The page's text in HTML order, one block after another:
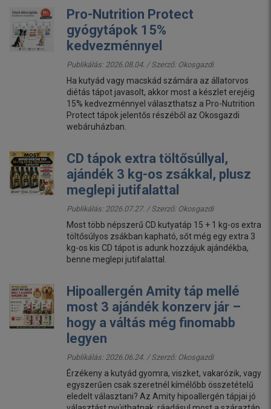
Pro-Nutrition Protect
gyógytápok 15%
kedvezménnyel
Publikálás: 2026.08.04. / Szerző: Okosgazdi
Ha kutyád vagy macskád számára az állatorvos
diétás tápot javasolt, akkor most a készlet erejéig
15% kedvezménnyel választhatsz a Pro-Nutrition
Protect tápok jelentős részéből az Okosgazdi
webáruházban.
CD tápok extra töltősúllyal,
ajándék 3 kg-os zsákkal, plusz
meglepi jutifalattal
Publikálás: 2026.07.27. / Szerző: Okosgazdi
Most több népszerű CD kutyatáp 15 + 1 kg-os extra
töltősúlyos zsákban kapható, sőt még egy extra 3
kg-os kis CD tápot is adunk hozzájuk ajándékba,
benne meglepi jutifalattal.
Hipoallergén Amity táp mellé
most 3 ajándék konzerv jár –
hogy a váltás még finomabb
legyen
Publikálás: 2026.06.24. / Szerző: Okosgazdi
Érzékeny a kutyád gyomra, viszket, vakarózik, vagy
egyszerűen csak szeretnél kímélőbb összetételű
eledelt választani? Az Amity hipoallergén tápjai jó